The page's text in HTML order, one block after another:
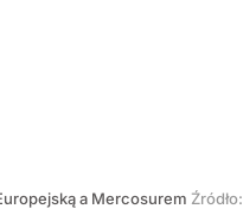
a Mercosurem Źródło: